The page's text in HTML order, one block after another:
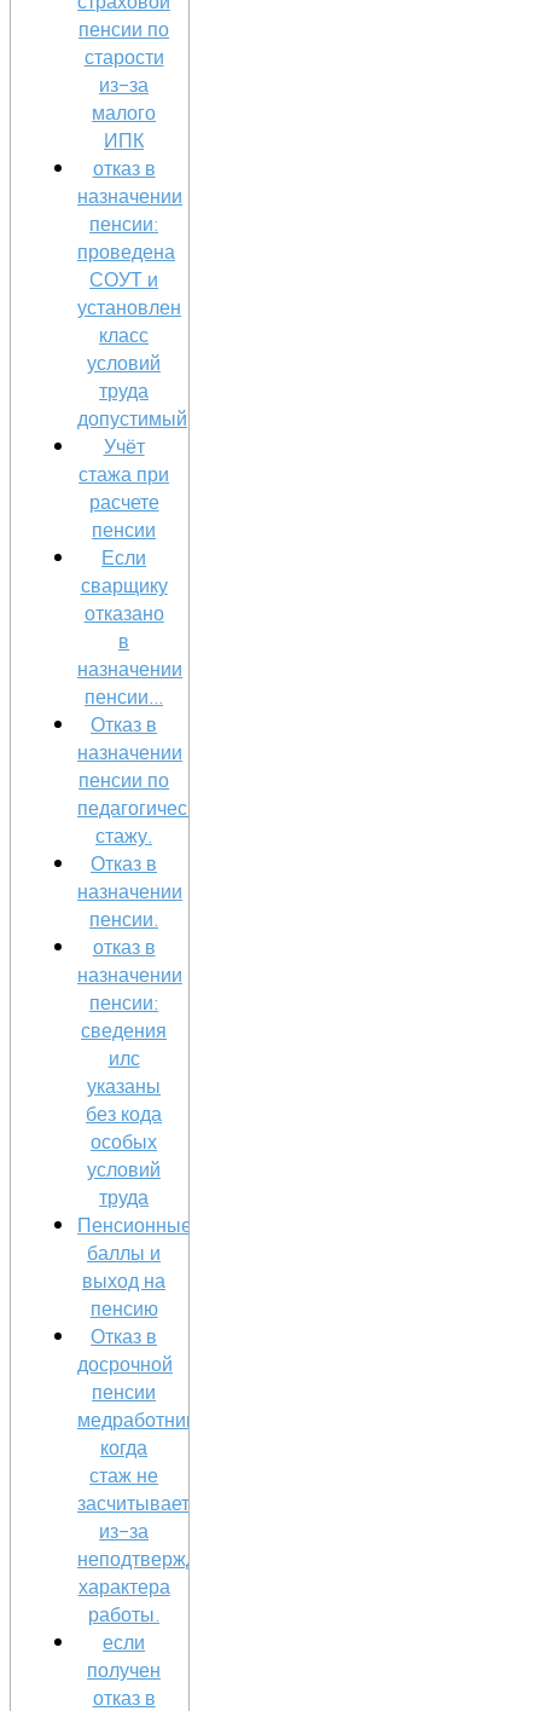
пенсии по
старости
из-за
малого
ИПК
отказ в
назначении
пенсии:
проведена
СОУТ и
установлен
класс
условий
труда
допустимый
Учёт
стажа при
расчете
пенсии
Если
сварщику
отказано
в
назначении
пенсии...
Отказ в
назначении
пенсии по
педагогическому
стажу.
Отказ в
назначении
пенсии.
отказ в
назначении
пенсии:
сведения
илс
указаны
без кода
особых
условий
труда
Пенсионные
баллы и
выход на
пенсию
Отказ в
досрочной
пенсии
медработникам:
когда
стаж не
засчитывается
из-за
неподтвержденного
характера
работы.
если
получен
отказ в